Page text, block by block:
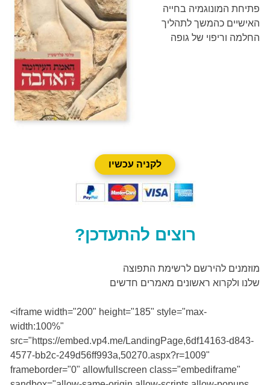
פתיחת המונוגמיה בחייה
האישיים כהמשך לתהליך
החלמה וריפוי של גופה
לקניה עכשיו
רוצים להתעדכן?
מוזמנים להירשם לרשימת התפוצה
שלנו ולקרוא ראשונים מאמרים חדשים
<iframe width="200" height="185" style="max-
width:100%"
src="https://embed.vp4.me/LandingPage,6df14163-d843-
4577-bb2c-249d56ff993a,50270.aspx?r=1009"
frameborder="0" allowfullscreen class="embediframe"